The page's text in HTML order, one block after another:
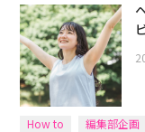
How to 編集部企画